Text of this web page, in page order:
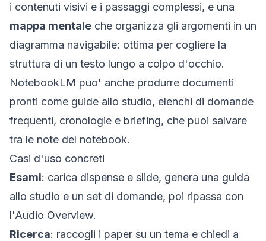
i contenuti visivi e i passaggi complessi, e una
mappa mentale che organizza gli argomenti in un
diagramma navigabile: ottima per cogliere la
struttura di un testo lungo a colpo d'occhio.
NotebookLM puo' anche produrre documenti
pronti come guide allo studio, elenchi di domande
frequenti, cronologie e briefing, che puoi salvare
tra le note del notebook.
Casi d'uso concreti
Esami: carica dispense e slide, genera una guida
allo studio e un set di domande, poi ripassa con
l'Audio Overview.
Ricerca: raccogli i paper su un tema e chiedi a